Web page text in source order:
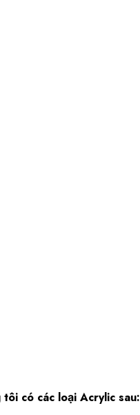
tôi có các loại Acrylic sau: